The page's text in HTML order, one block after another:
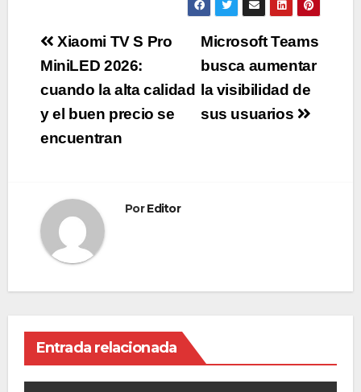
Navegación
de
entradas
Microsoft Teams
busca aumentar
la visibilidad de
sus usuarios
Xiaomi TV S Pro
MiniLED 2026:
cuando la alta calidad
y el buen precio se
encuentran
PorEditor
Entrada relacionada